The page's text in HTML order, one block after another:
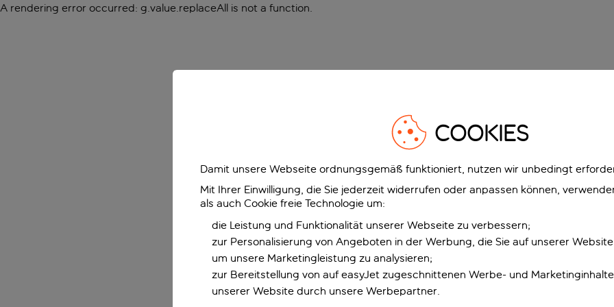
A rendering error occurred: g.value.replaceAll is not a function.
COOKIES
Damit unsere Webseite ordnungsgemäß funktioniert, nutzen wir unbedingt
Mit Ihrer Einwilligung, die Sie jederzeit widerrufen oder anpassen können,
als auch Cookie freie Technologie um:
die Leistung und Funktionalität unserer Webseite zu verbessern;
zur Personalisierung von Angeboten in der Werbung, die Sie auf unserer
um unsere Marketingleistung zu analysieren;
zur Bereitstellung von auf easyJet zugeschnittenen Werbe- und
unserer Website durch unsere Werbepartner.